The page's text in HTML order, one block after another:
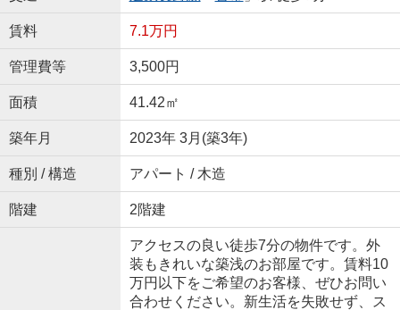
賃料 7.1万円
管理費等 3,500円
面積 41.42㎡
築年月 2023年 3月(築3年)
種別 / 構造 アパート / 木造
階建 2階建
アクセスの良い徒歩7分の物件です。外
装もきれいな築浅のお部屋です。賃料10
万円以下をご希望のお客様、ぜひお問い
合わせください。新生活を失敗せず、ス